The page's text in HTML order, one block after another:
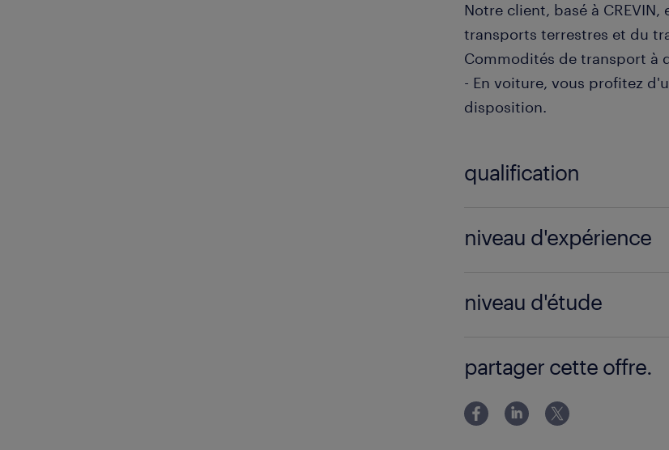
Notre client, basé à
transports terrestres et du
Commodités de transport à
- En voiture, vous profitez
disposition.
qualification
niveau d'expérience
niveau d'étude
partager cette offre.